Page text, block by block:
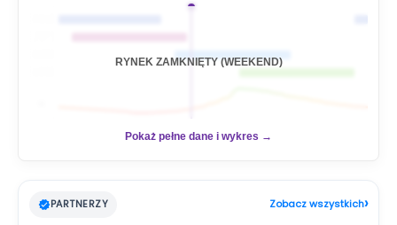
RYNEK ZAMKNIĘTY (WEEKEND)
Pokaż pełne dane i wykres →
PARTNERZY Zobacz wszystkich›